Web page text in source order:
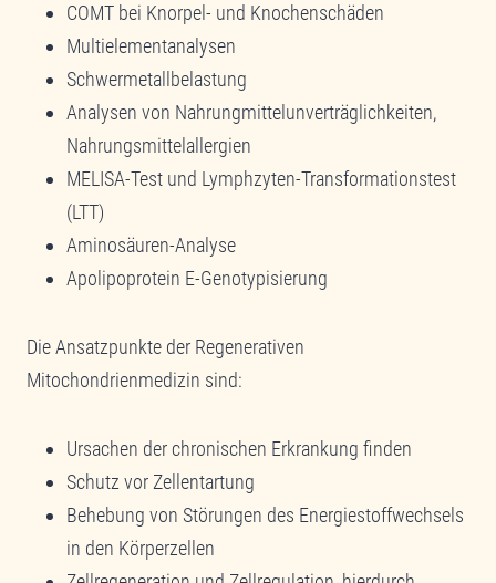
COMT bei Knorpel- und Knochenschäden
Multielementanalysen
Schwermetallbelastung
Analysen von Nahrungmittelunverträglichkeiten,
Nahrungsmittelallergien
MELISA-Test und Lymphzyten-Transformationstest
(LTT)
Aminosäuren-Analyse
Apolipoprotein E-Genotypisierung
Die Ansatzpunkte der Regenerativen
Mitochondrienmedizin sind:
Ursachen der chronischen Erkrankung finden
Schutz vor Zellentartung
Behebung von Störungen des Energiestoffwechsels
in den Körperzellen